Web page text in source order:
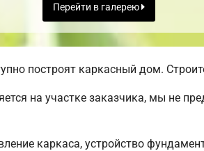
Перейти в галерею
построят каркасный дом.
на участке заказчика, мы не
каркаса, устройство